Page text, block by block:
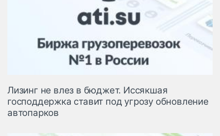
Лизинг не влез в бюджет. Иссякшая
господдержка ставит под угрозу обновление
автопарков